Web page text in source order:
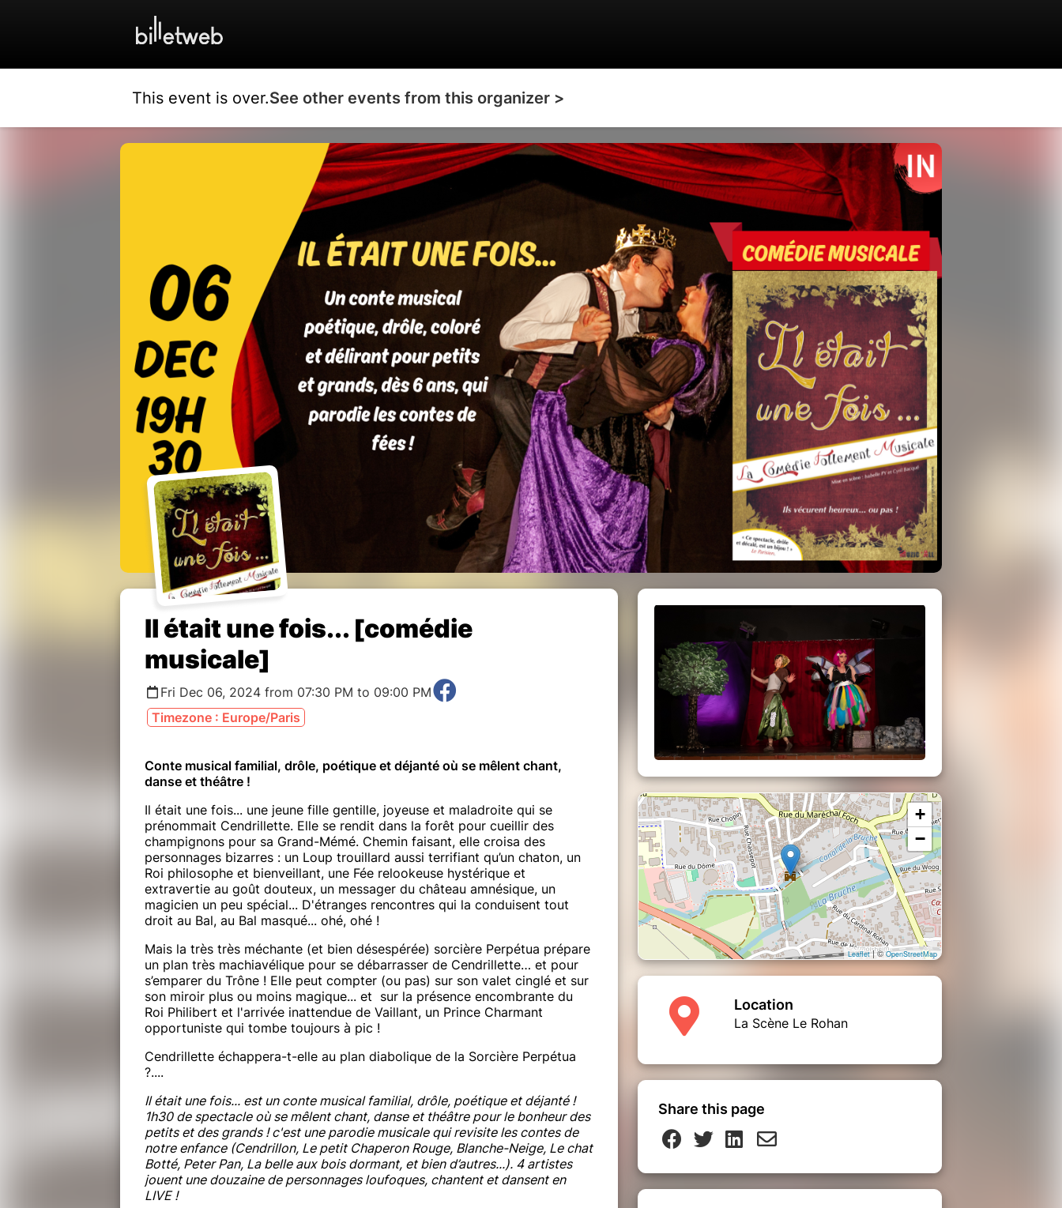
This event is over.See other events from this organizer >
Il était une fois... [comédie
musicale]
Fri Dec 06, 2024 from 07:30 PM to 09:00 PM
Timezone : Europe/Paris
Conte musical familial, drôle, poétique et déjanté où se mêlent chant,
danse et théâtre !
Il était une fois... une jeune fille gentille, joyeuse et maladroite qui se
prénommait Cendrillette. Elle se rendit dans la forêt pour cueillir des
champignons pour sa Grand-Mémé. Chemin faisant, elle croisa des
personnages bizarres : un Loup trouillard aussi terrifiant qu’un chaton, un
Roi philosophe et bienveillant, une Fée relookeuse hystérique et
extravertie au goût douteux, un messager du château amnésique, un
magicien un peu spécial... D'étranges rencontres qui la conduisent tout
droit au Bal, au Bal masqué... ohé, ohé !
​Mais la très très méchante (et bien désespérée) sorcière Perpétua prépare
un plan très machiavélique pour se débarrasser de Cendrillette… et pour
s’emparer du Trône ! Elle peut compter (ou pas) sur son valet cinglé et sur
son miroir plus ou moins magique... et sur la présence encombrante du
Roi Philibert et l'arrivée inattendue de Vaillant, un Prince Charmant
opportuniste qui tombe toujours à pic !
​Cendrillette échappera-t-elle au plan diabolique de la Sorcière Perpétua
?....
​Il était une fois... est un conte musical familial, drôle, poétique et déjanté !
1h30 de spectacle où se mêlent chant, danse et théâtre pour le bonheur des
petits et des grands ! c'est une parodie musicale qui revisite les contes de
notre enfance (Cendrillon, Le petit Chaperon Rouge, Blanche-Neige, Le chat
Botté, Peter Pan, La belle aux bois dormant, et bien d’autres...). 4 artistes
jouent une douzaine de personnages loufoques, chantent et dansent en
LIVE !
+
−
Leaflet| ©OpenStreetMap
Location
La Scène Le Rohan
Share this page